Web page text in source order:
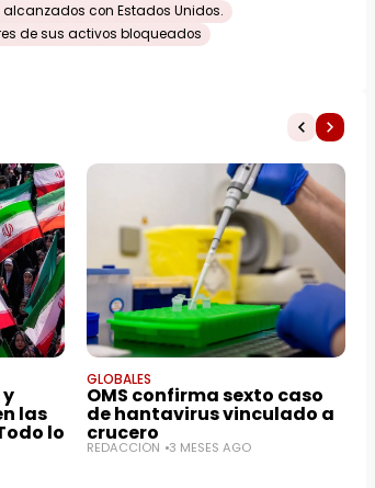
con Estados Unidos.
de sus activos bloqueados
las
lo
GLOBALES
OMS confirma sexto caso
de hantavirus vinculado a
crucero
REDACCIÓN 3 MESES AGO